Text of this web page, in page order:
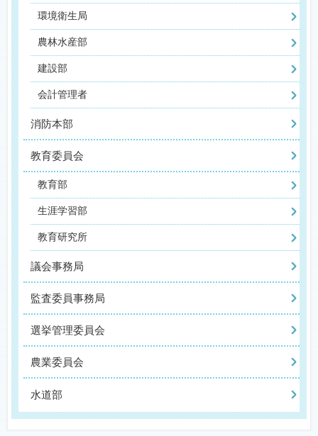
環境衛生局
農林水産部
建設部
会計管理者
消防本部
教育委員会
教育部
生涯学習部
教育研究所
議会事務局
監査委員事務局
選挙管理委員会
農業委員会
水道部